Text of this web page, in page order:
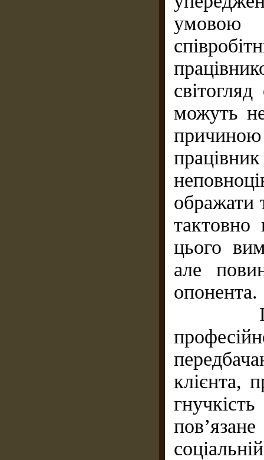
умовою
можуть
ображати
цього
але
опонента.
клієнта,